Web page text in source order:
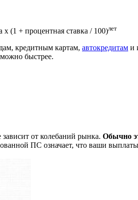
(1 + процентная ставка / 100)лет
кредитным картам, автокредитам и
быстрее.
зависит от колебаний рынка. Обычно
ПС означает, что ваши